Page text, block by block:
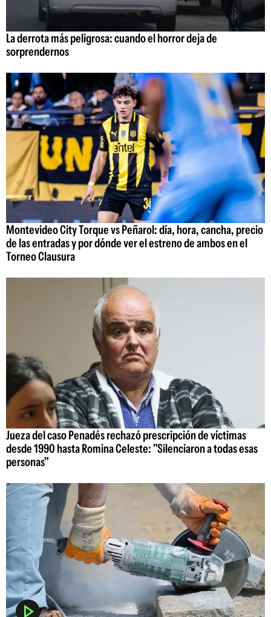
La derrota más peligrosa: cuando el horror deja de
sorprendernos
Montevideo City Torque vs Peñarol: día, hora, cancha, precio
de las entradas y por dónde ver el estreno de ambos en el
Torneo Clausura
Jueza del caso Penadés rechazó prescripción de víctimas
desde 1990 hasta Romina Celeste: "Silenciaron a todas esas
personas"